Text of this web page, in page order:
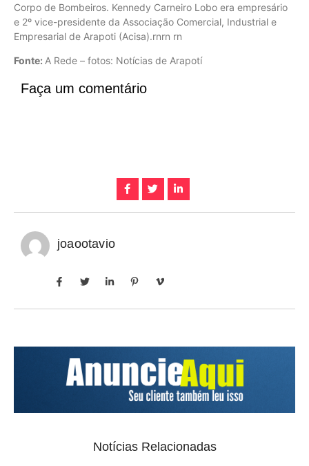
Corpo de Bombeiros. Kennedy Carneiro Lobo era empresário
e 2º vice-presidente da Associação Comercial, Industrial e
Empresarial de Arapoti (Acisa).rnrn rn
Fonte: A Rede – fotos: Notícias de Arapotí
Faça um comentário
joaootavio
Notícias Relacionadas